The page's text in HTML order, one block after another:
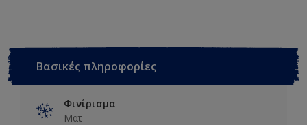
Βασικές πληροφορίες
Φινίρισμα
Ματ